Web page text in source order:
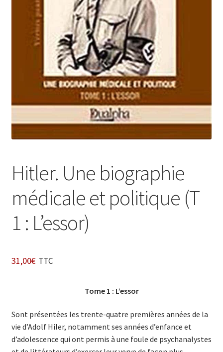
Newsletter
Nous Contacter
Panier
Politique de confidentialité et cookies
Qui sommes-nous ?
Soutien à Philippe Randa
Suivi de la Commande
Hitler. Une biographie
médicale et politique (T
1 : L’essor)
31,00€ TTC
Tome 1 : L’essor
Sont présentées les trente-quatre premières années de la
vie d’Adolf Hiler, notamment ses années d’enfance et
d’adolescence qui ont permis à une foule de psychanalystes